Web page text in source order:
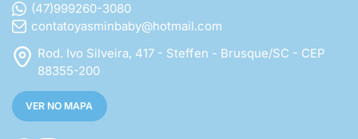
(47)999260-3080
contatoyasminbaby@hotmail.com
Rod. Ivo Silveira, 417 - Steffen - Brusque/SC - CEP
88355-200
VER NO MAPA